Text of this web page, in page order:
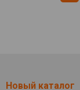
Новый каталог